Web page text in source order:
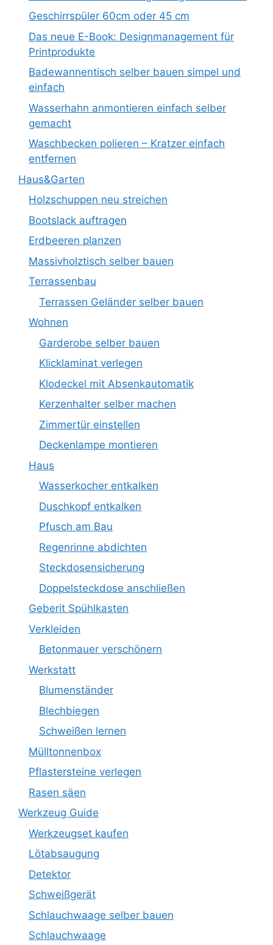
Geschirrspüler 60cm oder 45 cm
Das neue E-Book: Designmanagement für
Printprodukte
Badewannentisch selber bauen simpel und
einfach
Wasserhahn anmontieren einfach selber
gemacht
Waschbecken polieren – Kratzer einfach
entfernen
Haus&Garten
Holzschuppen neu streichen
Bootslack auftragen
Erdbeeren planzen
Massivholztisch selber bauen
Terrassenbau
Terrassen Geländer selber bauen
Wohnen
Garderobe selber bauen
Klicklaminat verlegen
Klodeckel mit Absenkautomatik
Kerzenhalter selber machen
Zimmertür einstellen
Deckenlampe montieren
Haus
Wasserkocher entkalken
Duschkopf entkalken
Pfusch am Bau
Regenrinne abdichten
Steckdosensicherung
Doppelsteckdose anschließen
Geberit Spühlkasten
Verkleiden
Betonmauer verschönern
Werkstatt
Blumenständer
Blechbiegen
Schweißen lernen
Mülltonnenbox
Pflastersteine verlegen
Rasen säen
Werkzeug Guide
Werkzeugset kaufen
Lötabsaugung
Detektor
Schweißgerät
Schlauchwaage selber bauen
Schlauchwaage